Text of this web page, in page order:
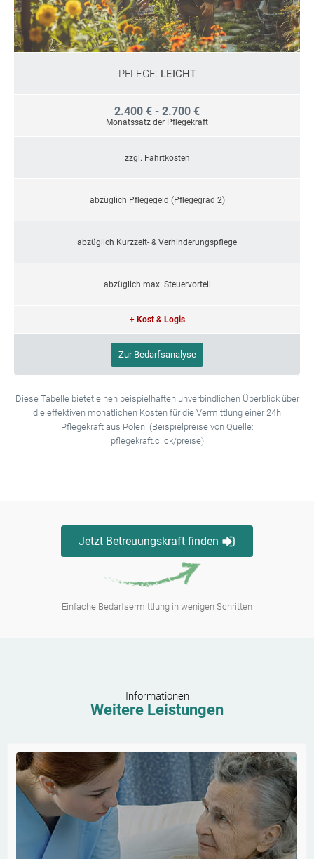
PFLEGE: LEICHT
2.400 € - 2.700 €
Monatssatz der Pflegekraft
zzgl. Fahrtkosten
abzüglich Pflegegeld (Pflegegrad 2)
abzüglich Kurzzeit- & Verhinderungspflege
abzüglich max. Steuervorteil
+ Kost & Logis
Zur Bedarfsanalyse
Diese Tabelle bietet einen beispielhaften unverbindlichen Überblick über
die effektiven monatlichen Kosten für die Vermittlung einer 24h
Pflegekraft aus Polen. (Beispielpreise von Quelle:
pflegekraft.click/preise)
Jetzt Betreuungskraft finden
Einfache Bedarfsermittlung in wenigen Schritten
Informationen
Weitere Leistungen